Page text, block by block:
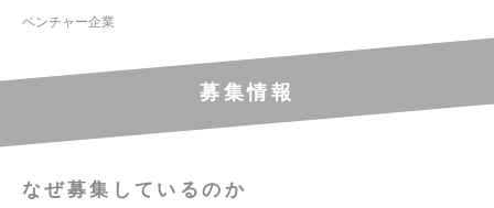
ベンチャー企業
募集情報
なぜ募集しているのか